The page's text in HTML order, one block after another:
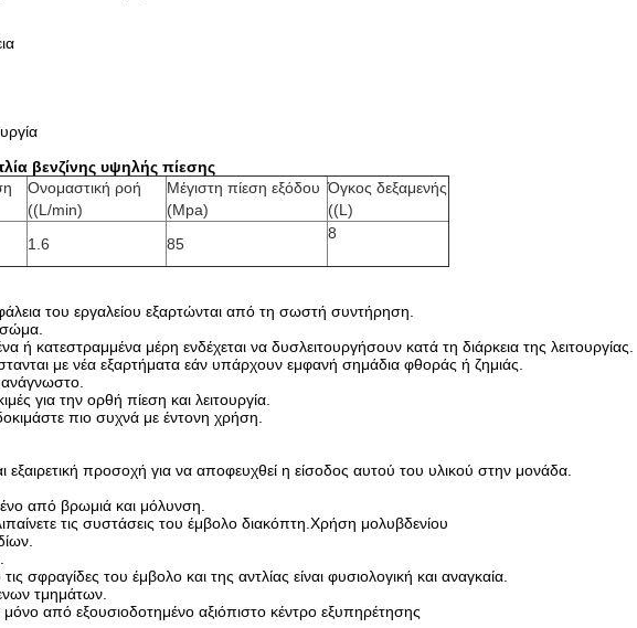
βενζίνης υψηλής πίεσης
Ονομαστική ροή
((L/min)
Μέγιστη πίεση εξόδου
(Mpa)
Όγκος δεξαμενής
((L)
1.6 85
8
του εργαλείου εξαρτώνται από τη σωστή συντήρηση.
κατεστραμμένα μέρη ενδέχεται να δυσλειτουργήσουν κατά τη διάρκεια της λειτουργίας.
με νέα εξαρτήματα εάν υπάρχουν εμφανή σημάδια φθοράς ή ζημιάς.
για την ορθή πίεση και λειτουργία.
πιο συχνά με έντονη χρήση.
προσοχή για να αποφευχθεί η είσοδος αυτού του υλικού στην μονάδα.
από βρωμιά και μόλυνση.
τις συστάσεις του έμβολο διακόπτη.Χρήση μολυβδενίου
του έμβολο και της αντλίας είναι φυσιολογική και αναγκαία.
τμημάτων.
μόνο από εξουσιοδοτημένο αξιόπιστο κέντρο εξυπηρέτησης